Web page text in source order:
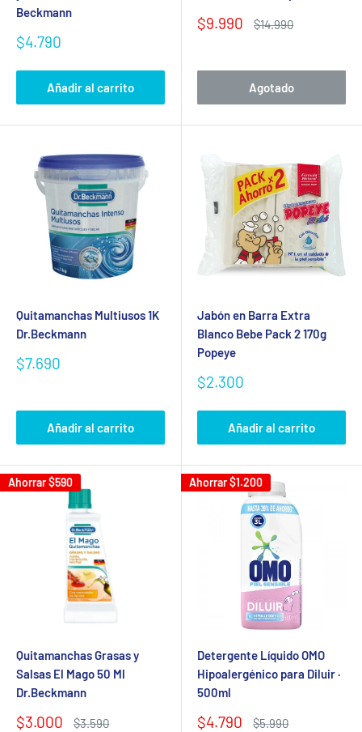
Beckmann
Precio
venta
$4.790
Añadir al carrito
Precio
$9.990
Precio
$14.990
Agotado
Quitamanchas Multiusos 1K
Dr.Beckmann
Precio
$7.690
Añadir al carrito
Jabón en Barra Extra
Blanco Bebe Pack 2 170g
Popeye
Precio
venta
$2.300
Añadir al carrito
Ahorrar$590
Quitamanchas Grasas y
Salsas El Mago 50 Ml
Dr.Beckmann
Precio
$3.000
Precio
$3.590
Ahorrar$1.200
Detergente Líquido OMO
Hipoalergénico para Diluir ·
500ml
Precio
$4.790
Precio
$5.990